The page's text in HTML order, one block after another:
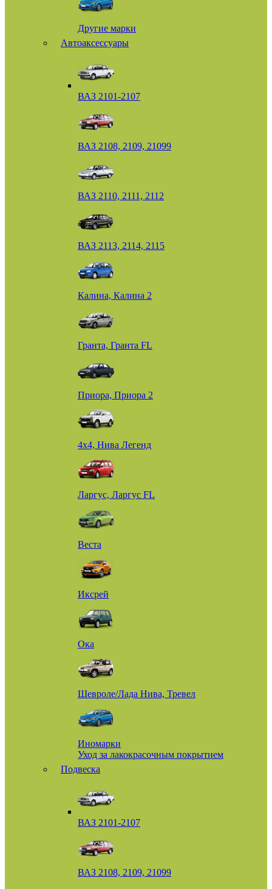
Другие марки
Автоаксессуары
ВАЗ 2101-2107
ВАЗ 2108, 2109, 21099
ВАЗ 2110, 2111, 2112
ВАЗ 2113, 2114, 2115
Калина, Калина 2
Гранта, Гранта FL
Приора, Приора 2
4х4, Нива Легенд
Ларгус, Ларгус FL
Веста
Иксрей
Ока
Шевроле/Лада Нива, Тревел
Иномарки
Уход за лакокрасочным покрытием
Подвеска
ВАЗ 2101-2107
ВАЗ 2108, 2109, 21099